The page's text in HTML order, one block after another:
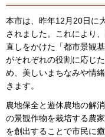
本市は、昨年12月20日に
されました。これにより
直しをかけた「都市景観
がそれぞれの役割に応じ
め、美しいまちなみや情
きます。
農地保全と遊休農地の解
の景観作物を栽培する農
を創出することで市民に